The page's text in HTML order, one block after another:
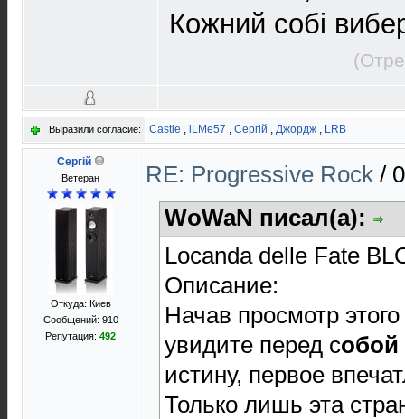
Кожний собі
Выразили согласие: Castle , iLMe57 , Сергій , Джордж , LRB
Сергій
Ветеран
Откуда: Киев
Сообщений: 910
Репутация:492
RE: Progressive Rock /
WoWaN писал(а):
Locanda delle Fate
Описание:
Начав просмотр
увидите перед собой
истину, первое
Только лишь эта